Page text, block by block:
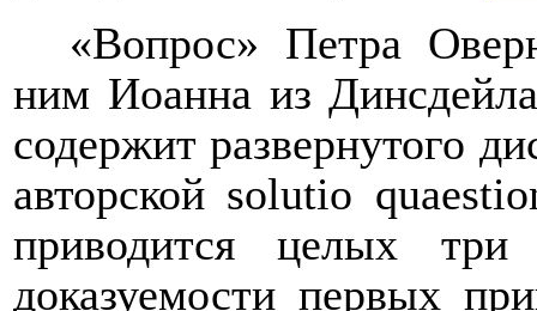
«Вопрос» Петра
ним Иоанна из
содержит развернутого
авторской solutio
приводится целых
доказуемости первых